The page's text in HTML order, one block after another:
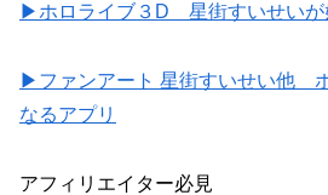
▶ホロライブ３D 星街すいせいが
▶ファンアート 星街すいせい他
なるアプリ
アフィリエイター必見